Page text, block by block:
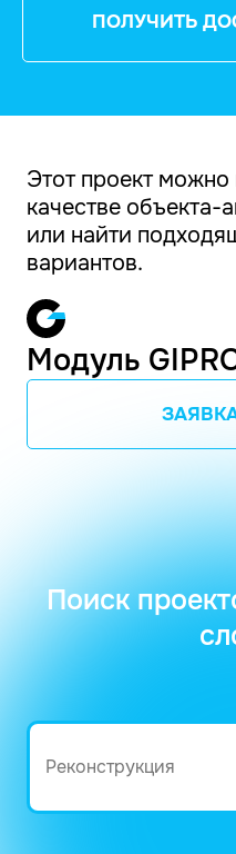
ПОЛУЧИТЬ
Этот проект можно
качестве объекта-
или найти
вариантов.
Модуль
Поиск